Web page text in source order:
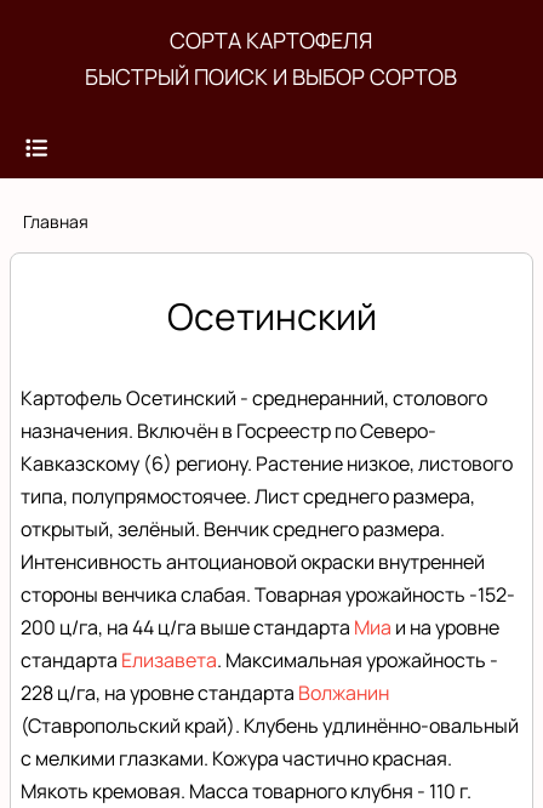
основному
СОРТА КАРТОФЕЛЯ
БЫСТРЫЙ ПОИСК И ВЫБОР СОРТОВ
Строка
Главная
Осетинский
Картофель Осетинский - среднеранний, столового
назначения. Включён в Госреестр по Северо-
Кавказскому (6) региону. Растение низкое, листового
типа, полупрямостоячее. Лист среднего размера,
открытый, зелёный. Венчик среднего размера.
Интенсивность антоциановой окраски внутренней
стороны венчика слабая. Товарная урожайность -152-
200 ц/га, на 44 ц/га выше стандарта Миа и на уровне
стандарта Елизавета. Максимальная урожайность -
228 ц/га, на уровне стандарта Волжанин
(Ставропольский край). Клубень удлинённо-овальный
с мелкими глазками. Кожура частично красная.
Мякоть кремовая. Масса товарного клубня - 110 г.